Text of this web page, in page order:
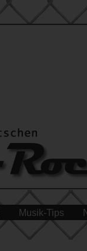
Musik-Tips